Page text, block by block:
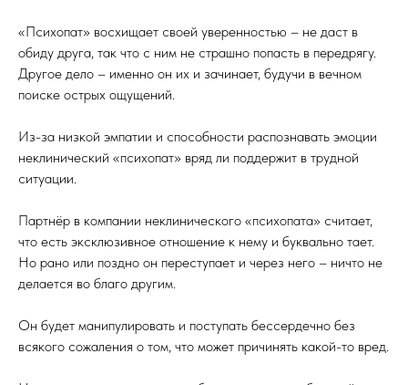
«Психопат» восхищает своей уверенностью – не даст в
обиду друга, так что с ним не страшно попасть в передрягу.
Другое дело – именно он их и зачинает, будучи в вечном
поиске острых ощущений.
Из-за низкой эмпатии и способности распознавать эмоции
неклинический «психопат» вряд ли поддержит в трудной
ситуации.
Партнёр в компании неклинического «психопата» считает,
что есть эксклюзивное отношение к нему и буквально тает.
Но рано или поздно он переступает и через него – ничто не
делается во благо другим.
Он будет манипулировать и поступать бессердечно без
всякого сожаления о том, что может причинять какой-то вред.